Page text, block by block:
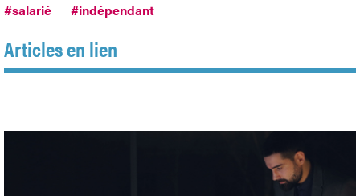
#salarié #indépendant
Articles en lien